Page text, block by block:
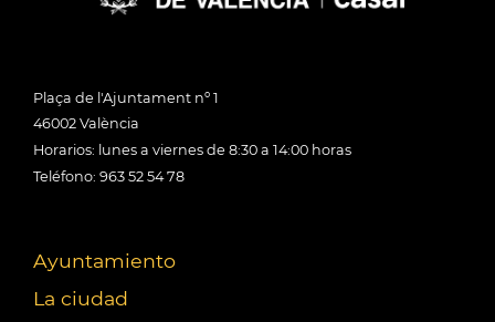
Plaça de l'Ajuntament nº 1
46002 València
Horarios: lunes a viernes de 8:30 a 14:00 horas
Teléfono: 963 52 54 78
Ayuntamiento
La ciudad